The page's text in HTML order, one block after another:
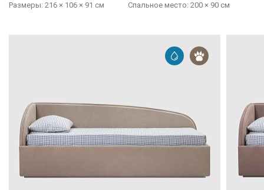
Размеры: 216 × 106 × 91 см Cпальное место: 200 × 90 см